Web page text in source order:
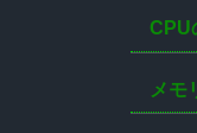
CPU
メモ